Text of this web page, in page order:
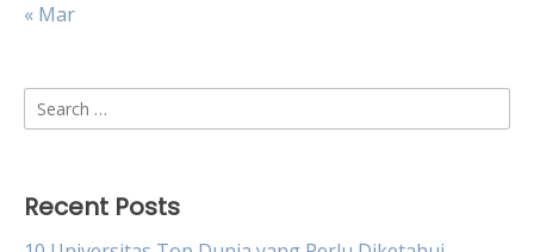
« Mar
Search
for:
Recent Posts